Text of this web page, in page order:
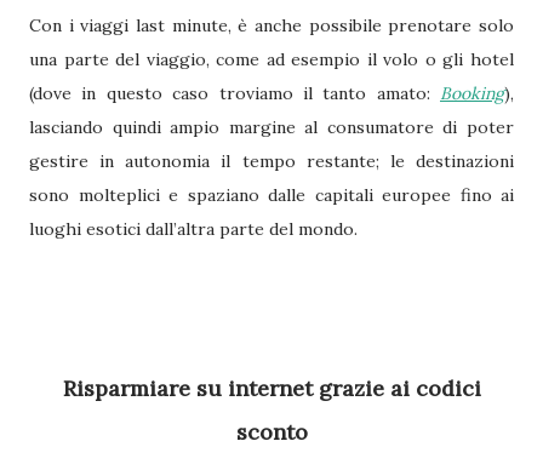
Con i viaggi last minute, è anche possibile prenotare solo
una parte del viaggio, come ad esempio il volo o gli hotel
(dove in questo caso troviamo il tanto amato: Booking),
lasciando quindi ampio margine al consumatore di poter
gestire in autonomia il tempo restante; le destinazioni
sono molteplici e spaziano dalle capitali europee fino ai
luoghi esotici dall’altra parte del mondo.
Risparmiare su internet grazie ai codici
sconto